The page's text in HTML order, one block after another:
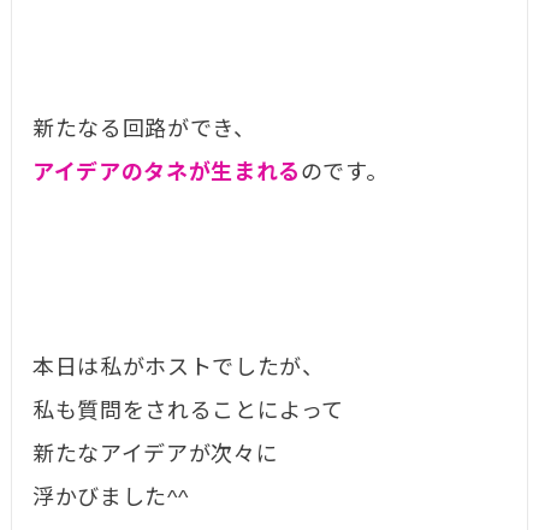
新たなる回路ができ、
アイデアのタネが生まれる のです。
本日は私がホストでしたが、
私も質問をされることによって
新たなアイデアが次々に
浮かびました^^